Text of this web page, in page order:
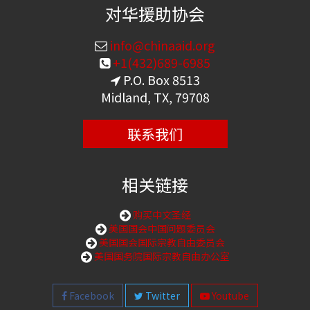
对华援助协会
info@chinaaid.org
+1(432)689-6985
P.O. Box 8513
Midland, TX, 79708
联系我们
相关链接
购买中文圣经
美国国会中国问题委员会
美国国会国际宗教自由委员会
美国国务院国际宗教自由办公室
Facebook Twitter Youtube